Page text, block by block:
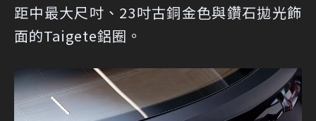
距中最大尺吋、23吋古銅金色與鑽石拋光飾
面的Taigete鋁圈。